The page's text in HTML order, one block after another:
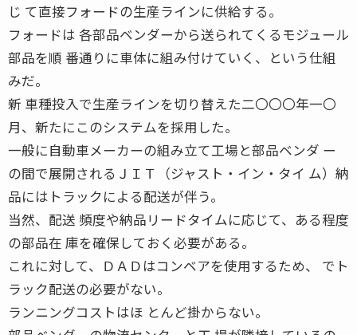
じ て直接フォードの生産ラインに供給する。
フォードは 各部品ベンダーから送られてくるモジュール
部品を順 番通りに車体に組み付けていく、という仕組
みだ。
新 車種投入で生産ラインを切り替えた二〇〇〇年一〇
月、新たにこのシステムを採用した。
一般に自動車メーカーの組み立て工場と部品ベンダ ー
の間で展開されるＪＩＴ（ジャスト・イン・タイ ム）納
品にはトラックによる配送が伴う。
当然、配送 頻度や納品リードタイムに応じて、ある程度
の部品在 庫を確保しておく必要がある。
これに対して、ＤＡＤはコンベアを使用するため、 でト
ラック配送の必要がない。
ランニングコストはほ とんど掛からない。